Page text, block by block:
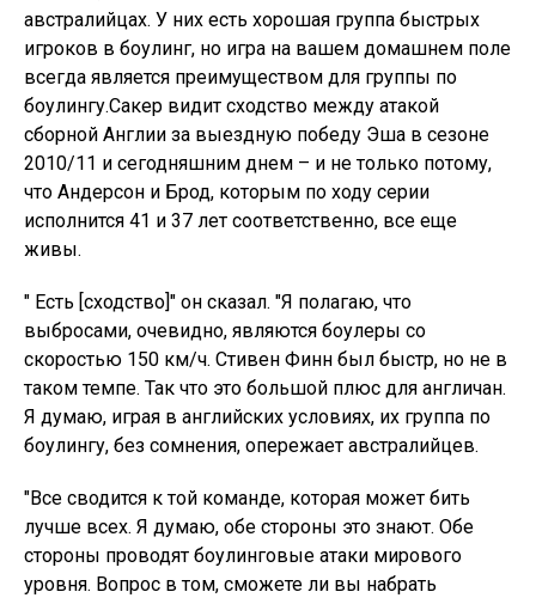
австралийцах. У них есть хорошая группа быстрых
игроков в боулинг, но игра на вашем домашнем поле
всегда является преимуществом для группы по
боулингу.Сакер видит сходство между атакой
сборной Англии за выездную победу Эша в сезоне
2010/11 и сегодняшним днем ​​– и не только потому,
что Андерсон и Брод, которым по ходу серии
исполнится 41 и 37 лет соответственно, все еще
живы.
" Есть [сходство]" он сказал. "Я полагаю, что
выбросами, очевидно, являются боулеры со
скоростью 150 км/ч. Стивен Финн был быстр, но не в
таком темпе. Так что это большой плюс для англичан.
Я думаю, играя в английских условиях, их группа по
боулингу, без сомнения, опережает австралийцев.
"Все сводится к той команде, которая может бить
лучше всех. Я думаю, обе стороны это знают. Обе
стороны проводят боулинговые атаки мирового
уровня. Вопрос в том, сможете ли вы набрать